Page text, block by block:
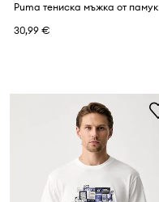
Puma тениска мъжка от памук
30,99 €